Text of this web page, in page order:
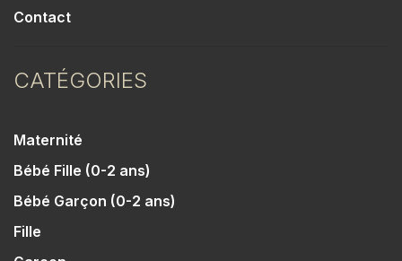
Contact
CATÉGORIES
Maternité
Bébé Fille (0-2 ans)
Bébé Garçon (0-2 ans)
Fille